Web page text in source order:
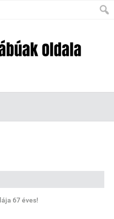
67 éves!